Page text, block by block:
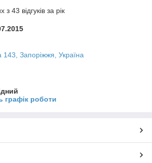
43 відгуків за рік
143, Запоріжжя, Україна
графік роботи